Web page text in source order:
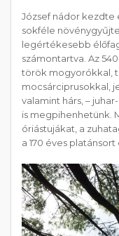
József nádor kezdte
sokféle
legértékesebb
számontartva. Az
török mogyorókkal,
mocsárciprusokkal,
valamint hárs, –
is megpihenhetünk.
óriástujákat, a
a 170 éves